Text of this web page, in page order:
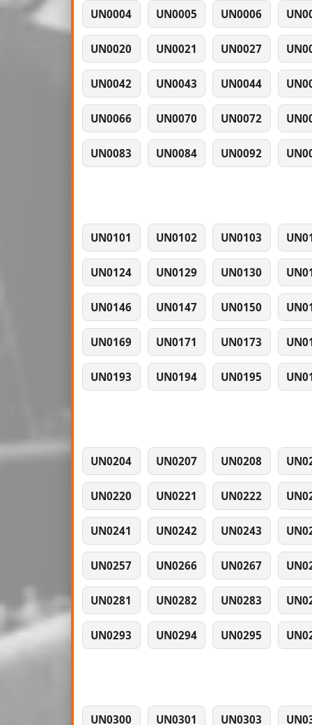
UN0004 UN0005 UN0006
UN0020 UN0021 UN0027
UN0042 UN0043 UN0044
UN0066 UN0070 UN0072
UN0083 UN0084 UN0092
UN0101 UN0102 UN0103
UN0124 UN0129 UN0130
UN0146 UN0147 UN0150
UN0169 UN0171 UN0173
UN0193 UN0194 UN0195
UN0204 UN0207 UN0208
UN0220 UN0221 UN0222
UN0241 UN0242 UN0243
UN0257 UN0266 UN0267
UN0281 UN0282 UN0283
UN0293 UN0294 UN0295
UN0300 UN0301 UN0303